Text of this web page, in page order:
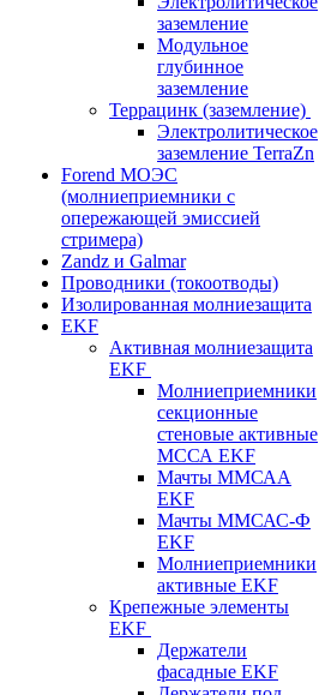
заземление
Модульное
глубинное
заземление
Террацинк (заземление)
Электролитическое
заземление TerraZn
Forend МОЭС
(молниеприемники с
опережающей эмиссией
стримера)
Zandz и Galmar
Проводники (токоотводы)
Изолированная молниезащита
EKF
Активная молниезащита
EKF
Молниеприемники
секционные
стеновые активные
МССА EKF
Мачты ММСАА
EKF
Мачты ММСАС-Ф
EKF
Молниеприемники
активные EKF
Крепежные элементы
EKF
Держатели
фасадные EKF